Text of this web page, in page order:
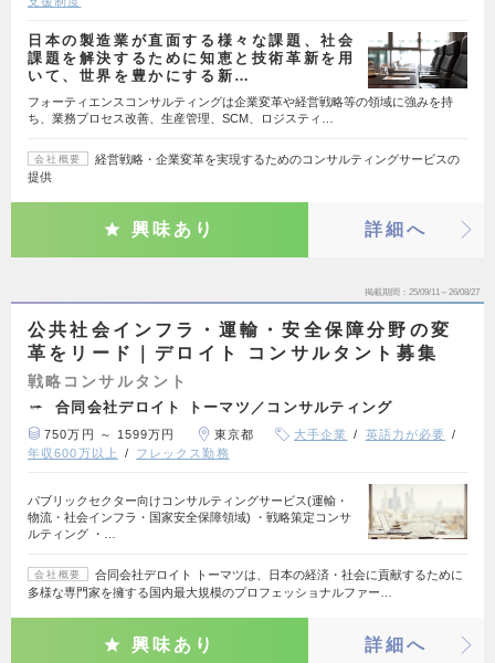
日本の製造業が直面する様々な課題、社会
課題を解決するために知恵と技術革新を用
いて、世界を豊かにする新…
フォーティエンスコンサルティングは企業変革や経営戦略等の領域に強みを持
ち、業務プロセス改善、生産管理、SCM、ロジスティ…
会社概要
経営戦略・企業変革を実現するためのコンサルティングサービスの
提供
興味あり 詳細へ
掲載期間 25/09/11～26/08/27
公共社会インフラ・運輸・安全保障分野の変
革をリード｜デロイト コンサルタント募集
戦略コンサルタント
合同会社デロイト トーマツ／コンサルティング
750万円 ～ 1599万円 東京都 大手企業
英語力が必要
年収600万以上
フレックス勤務
パブリックセクター向けコンサルティングサービス(運輸・
物流・社会インフラ・国家安全保障領域) ・戦略策定コンサ
ルティング ・…
会社概要
合同会社デロイト トーマツは、日本の経済・社会に貢献するために
多様な専門家を擁する国内最大規模のプロフェッショナルファー…
興味あり 詳細へ